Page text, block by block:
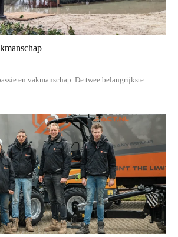
en vakmanschap. De twee belangrijkste